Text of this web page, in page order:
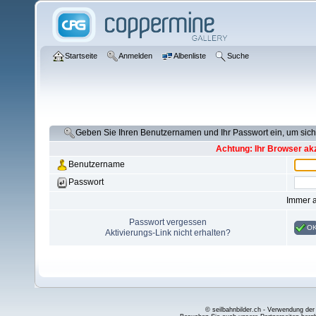
Startseite Anmelden Albenliste Suche
Geben Sie Ihren Benutzernamen und Ihr Passwort ein, um
Achtung: Ihr Browser
Benutzername
Passwort
Immer
Passwort vergessen
Aktivierungs-Link nicht erhalten?
© seilbahnbilder.ch - Verwendung